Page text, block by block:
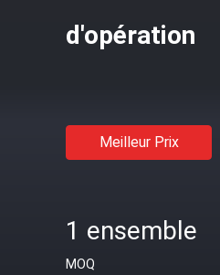
d'opération
Meilleur Prix
1 ensemble
MOQ